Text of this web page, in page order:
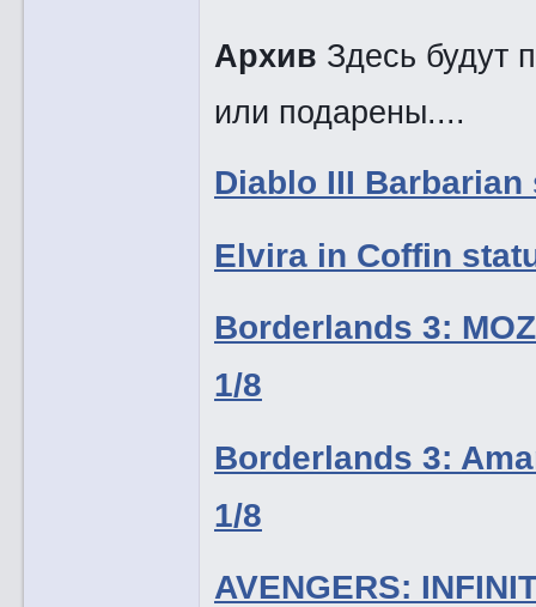
Архив Здесь будут
или подарены....
Diablo III
Elvira in Coffin
Borderlands 3:
1/8
Borderlands 3:
1/8
AVENGERS: